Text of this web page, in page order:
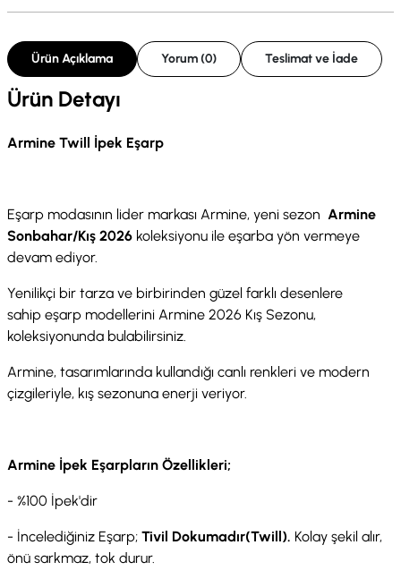
Ürün Açıklama Yorum (0) Teslimat ve İade
Ürün Detayı
Armine Twill İpek Eşarp
Eşarp modasının lider markası Armine, yeni sezon Armine
Sonbahar/Kış 2026 koleksiyonu ile eşarba yön vermeye
devam ediyor.
Yenilikçi bir tarza ve birbirinden güzel farklı desenlere
sahip eşarp modellerini Armine 2026 Kış Sezonu,
koleksiyonunda bulabilirsiniz.
Armine, tasarımlarında kullandığı canlı renkleri ve modern
çizgileriyle, kış sezonuna enerji veriyor.
Armine İpek Eşarpların Özellikleri;
- %100 İpek'dir
- İncelediğiniz Eşarp; Tivil Dokumadır(Twill). Kolay şekil alır,
önü sarkmaz, tok durur.